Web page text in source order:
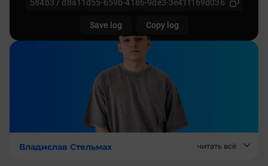
Владислав Стельмах читать всё